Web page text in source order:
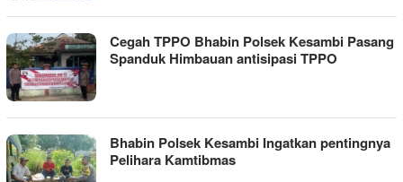
Cegah TPPO Bhabin Polsek Kesambi Pasang
Spanduk Himbauan antisipasi TPPO
Bhabin Polsek Kesambi Ingatkan pentingnya
Pelihara Kamtibmas